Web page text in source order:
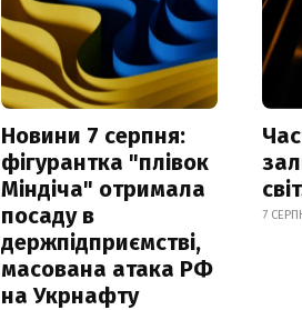
Новини 7 серпня:
фігурантка "плівок
Міндіча" отримала
посаду в
держпідприємстві,
масована атака РФ
на Укрнафту
7